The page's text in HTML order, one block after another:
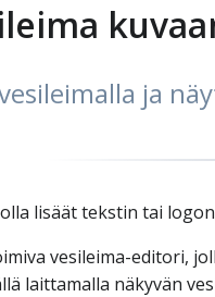
ja
lisäät tekstin tai
vesileima-editori,
laittamalla näkyvän